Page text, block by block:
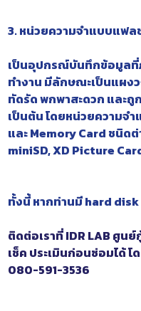
3. หน่วยความจำแบบแฟล
เป็นอุปกรณ์บันทึกข้อมูลที่
ทำงาน มีลักษณะเป็นแผง
ทัดรัด พกพาสะดวก และ
เป็นต้น โดยหน่วยความจ
และ Memory Card ชนิด
miniSD, XD Picture
ทั้งนี้ หากท่านมี hard
ติดต่อเราที่ IDR LAB ศูน
เช็ค ประเมินก่อนซ่อมได้
080-591-3536